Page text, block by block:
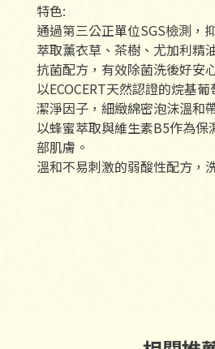
特色:
通過第三公正單位SGS檢測，
萃取薰衣草、茶樹、尤加利精
抗菌配方，有效除菌洗後好安
以ECOCERT天然認證的烷基
潔淨因子，細緻綿密泡沫溫和
以蜂蜜萃取與維生素B5作為保
部肌膚。
溫和不易刺激的弱酸性配方，